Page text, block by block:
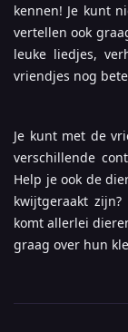
kennen! Je kunt
vertellen ook
leuke liedjes,
vriendjes nog
Je kunt met de
verschillende
Help je ook de
kwijtgeraakt
komt allerlei
graag over hun